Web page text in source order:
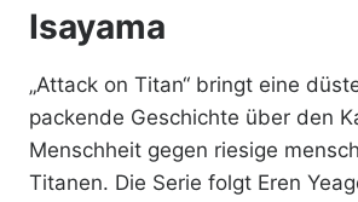
Isayama
„Attack on Titan“ bringt eine
packende Geschichte über den
Menschheit gegen riesige
Titanen. Die Serie folgt Eren